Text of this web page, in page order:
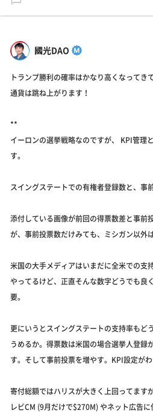
國光DAO
トランプ勝利の確率はかなり高くなってき
通貨は跳ね上がります！
**
イーロンの選挙戦略なのですが、 KPI管理
す。
スイングステートでの有権者登録数と、事
添付している画像が前回の得票数差と事前
が、事前投票数だけみても、ミシガン以外
米国の大手メディアはいまだに全米での支
やってるけど、正直そんな数字どうでも良
要。
更にいうとスイングステートの支持率もど
うめるか。得票数は米国の場合選挙人登録
す。そして事前投票を増やす。KPI設定が
寄付総額ではハリスが大きく上回ってます
レビCM (9月だけで$270M) やネット広告に